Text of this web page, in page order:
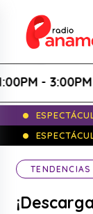
- 3:00PM
TENDENCIAS